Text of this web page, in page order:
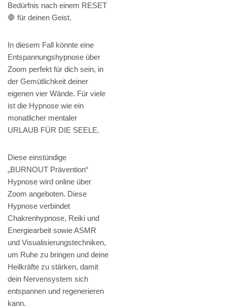
Bedürfnis nach einem RESET
🛑 für deinen Geist.
In diesem Fall könnte eine
Entspannungshypnose über
Zoom perfekt für dich sein, in
der Gemütlichkeit deiner
eigenen vier Wände. Für viele
ist die Hypnose wie ein
monatlicher mentaler
URLAUB FÜR DIE SEELE.
Diese einstündige
„BURNOUT Prävention“
Hypnose wird online über
Zoom angeboten. Diese
Hypnose verbindet
Chakrenhypnose, Reiki und
Energiearbeit sowie ASMR
und Visualisierungstechniken,
um Ruhe zu bringen und deine
Heilkräfte zu stärken, damit
dein Nervensystem sich
entspannen und regenerieren
kann.